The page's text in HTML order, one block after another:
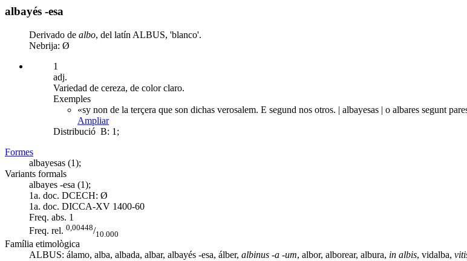
albayés -esa
Derivado de albo, del latín ALBUS, 'blanco'.
Nebrija: Ø
1
adj.
Variedad de cereza, de color claro.
Exemples
«sy non de la terçera que son dichas verosalem. E segund nos otros. | albayesas | o albares segunt
Ampliar
Distribució B: 1;
Formes
albayesas (1);
Variants formals
albayes -esa (1);
1a. doc. DCECH: Ø
1a. doc. DICCA-XV 1400-60
Freq. abs. 1
Freq. rel. 0,00448/10.000
Família etimològica
ALBUS: álamo, alba, albada, albar, albayés -esa, álber, albinus -a -um, albor, alborear, albura, in albis, vidalba,